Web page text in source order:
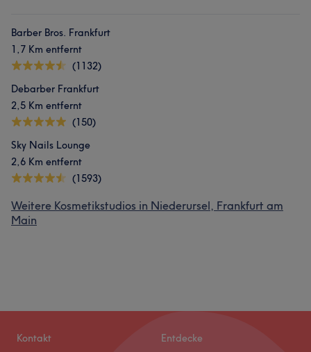
Barber Bros. Frankfurt
1,7 Km entfernt
(1132)
Debarber Frankfurt
2,5 Km entfernt
(150)
Sky Nails Lounge
2,6 Km entfernt
(1593)
Weitere Kosmetikstudios in Niederursel, Frankfurt am
Main
Kontakt Entdecke